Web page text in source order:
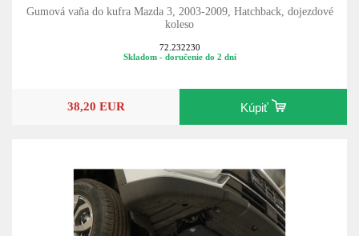
Gumová vaňa do kufra Mazda 3, 2003-2009, Hatchback, dojezdové
koleso
72.232230
Skladom - doručenie do 2 dní
38,20 EUR Kúpiť